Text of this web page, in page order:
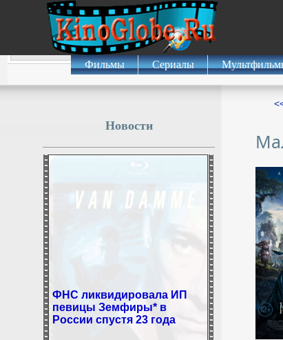
Фильмы Сериалы
Новости
певицы Земфиры* в
России спустя 23 года